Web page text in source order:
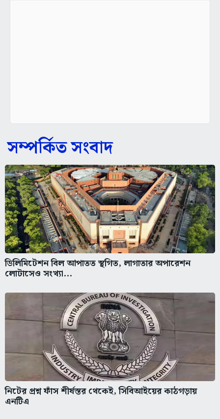
সম্পর্কিত সংবাদ
ডিলিমিটেশন বিল আপাতত স্থগিত, লাগাতার অপারেশন
লোটাসেও সংখ্যা...
নিটের প্রশ্ন ফাঁস শীর্ষস্তর থেকেই, সিবিআইয়ের কাঠগড়ায়
এনটিএ